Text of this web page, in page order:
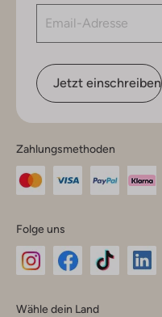
Jetzt einschreiben
Zahlungsmethoden
Folge uns
Wähle dein Land